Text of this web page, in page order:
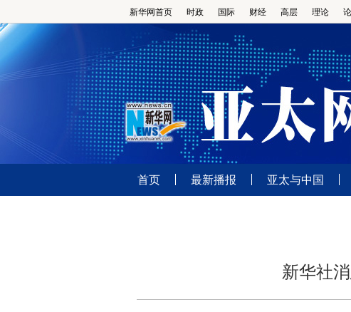
新华网首页 时政 国际 财经 高层 理论
首页 最新播报 亚太与中国
新华社